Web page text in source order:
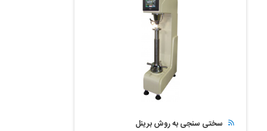
سختی سنجی به روش برینل